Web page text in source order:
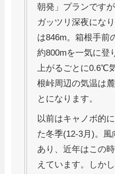
朝発」プランです
ガッツリ深夜にな
は846m。箱根手前
約800mを一気に登
上がるごとに0.6℃
根峠周辺の気温は
とになります。
以前はキャノボ的
た冬季(12-3月)。
あり、近年はこの
えています。しか